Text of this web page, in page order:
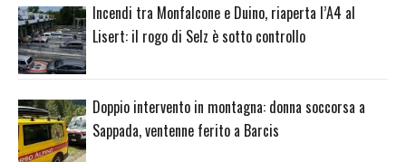
Incendi tra Monfalcone e Duino, riaperta l’A4 al
Lisert: il rogo di Selz è sotto controllo
Doppio intervento in montagna: donna soccorsa a
Sappada, ventenne ferito a Barcis